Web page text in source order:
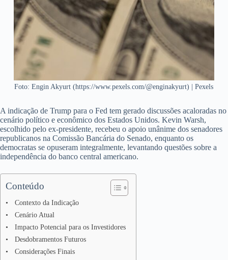
Foto: Engin Akyurt (https://www.pexels.com/@enginakyurt) | Pexels
A indicação de Trump para o Fed tem gerado discussões acaloradas no
cenário político e econômico dos Estados Unidos. Kevin Warsh,
escolhido pelo ex-presidente, recebeu o apoio unânime dos senadores
republicanos na Comissão Bancária do Senado, enquanto os
democratas se opuseram integralmente, levantando questões sobre a
independência do banco central americano.
Conteúdo
Contexto da Indicação
Cenário Atual
Impacto Potencial para os Investidores
Desdobramentos Futuros
Considerações Finais